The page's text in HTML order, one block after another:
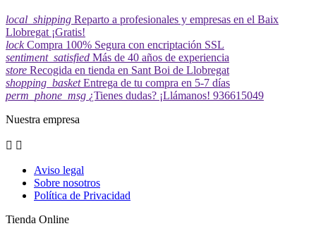
local_shipping Reparto a profesionales y empresas en el Baix
Llobregat ¡Gratis!
lock Compra 100% Segura con encriptación SSL
sentiment_satisfied Más de 40 años de experiencia
store Recogida en tienda en Sant Boi de Llobregat
shopping_basket Entrega de tu compra en 5-7 días
perm_phone_msg ¿Tienes dudas? ¡Llámanos! 936615049
Nuestra empresa
 
Aviso legal
Sobre nosotros
Política de Privacidad
Tienda Online